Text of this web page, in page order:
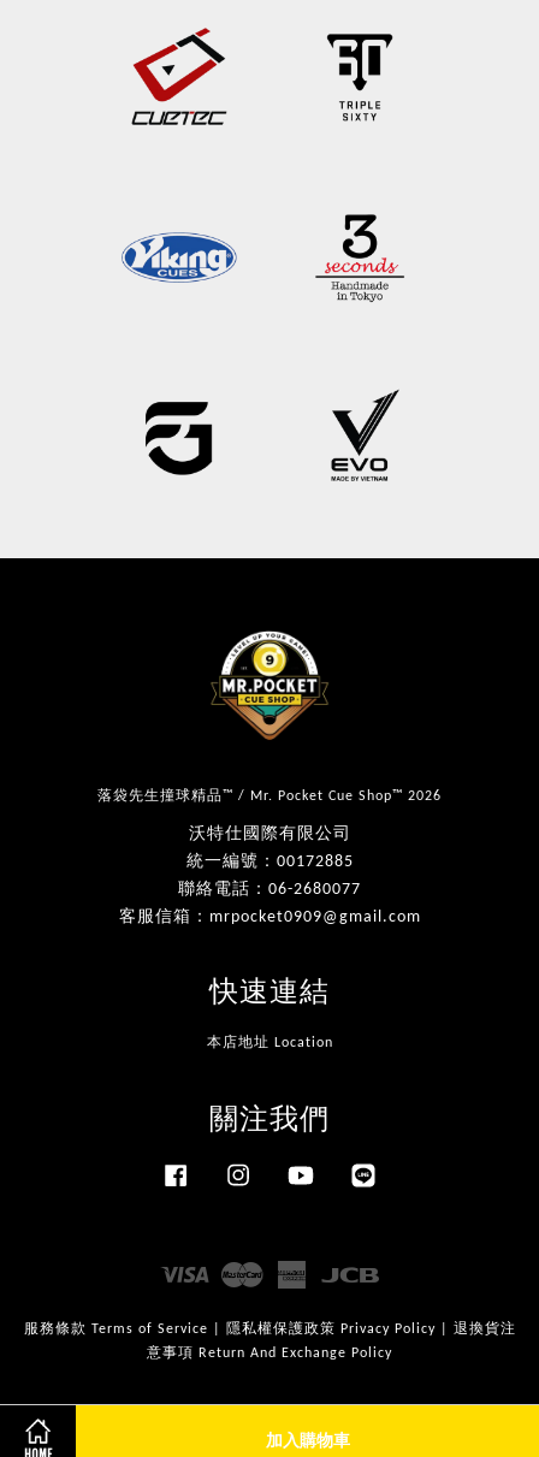
加入購物車
落袋先生撞球精品™ / Mr. Pocket Cue Shop™ 2026
沃特仕國際有限公司
統一編號：00172885
聯絡電話：06-2680077
客服信箱：mrpocket0909@gmail.com
快速連結
本店地址 Location
關注我們
Facebook Instagram YouTube
Visa Master
American
服務條款 Terms of Service 隱私權保護政策 Privacy Policy| 退換貨注
意事項 Return And Exchange Policy